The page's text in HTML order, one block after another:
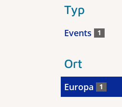
Typ
Events 1
Ort
Europa 1